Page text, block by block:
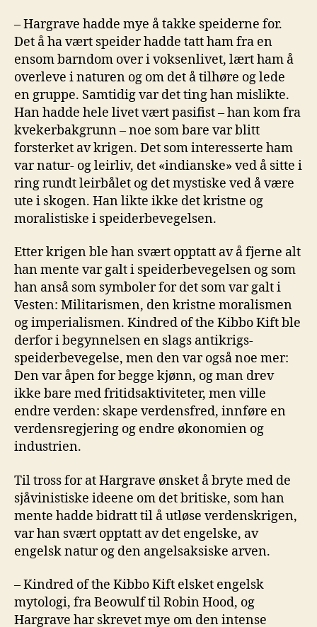
– Hargrave hadde mye å takke speiderne for.
Det å ha vært speider hadde tatt ham fra en
ensom barndom over i voksenlivet, lært ham å
overleve i naturen og om det å tilhøre og lede
en gruppe. Samtidig var det ting han mislikte.
Han hadde hele livet vært pasifist – han kom fra
kvekerbakgrunn – noe som bare var blitt
forsterket av krigen. Det som interesserte ham
var natur- og leirliv, det «indianske» ved å sitte i
ring rundt leirbålet og det mystiske ved å være
ute i skogen. Han likte ikke det kristne og
moralistiske i speiderbevegelsen.
Etter krigen ble han svært opptatt av å fjerne alt
han mente var galt i speiderbevegelsen og som
han anså som symboler for det som var galt i
Vesten: Militarismen, den kristne moralismen
og imperialismen. Kindred of the Kibbo Kift ble
derfor i begynnelsen en slags antikrigs-
speiderbevegelse, men den var også noe mer:
Den var åpen for begge kjønn, og man drev
ikke bare med fritidsaktiviteter, men ville
endre verden: skape verdensfred, innføre en
verdensregjering og endre økonomien og
industrien.
Til tross for at Hargrave ønsket å bryte med de
sjåvinistiske ideene om det britiske, som han
mente hadde bidratt til å utløse verdenskrigen,
var han svært opptatt av det engelske, av
engelsk natur og den angelsaksiske arven.
– Kindred of the Kibbo Kift elsket engelsk
mytologi, fra Beowulf til Robin Hood, og
Hargrave har skrevet mye om den intense